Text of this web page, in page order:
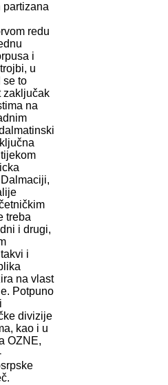
partizana
redu
i
u
se to
zaključak
na
treba
i drugi,
i
na vlast
Potpuno
divizije
kao i u
OZNE,